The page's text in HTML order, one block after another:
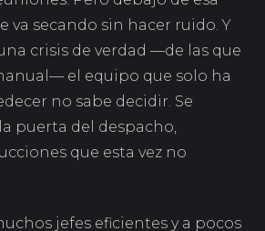
va secando sin hacer ruido. Y
crisis de verdad —de las que
el equipo que solo ha
no sabe decidir. Se
puerta del despacho,
que esta vez no
jefes eficientes y a pocos